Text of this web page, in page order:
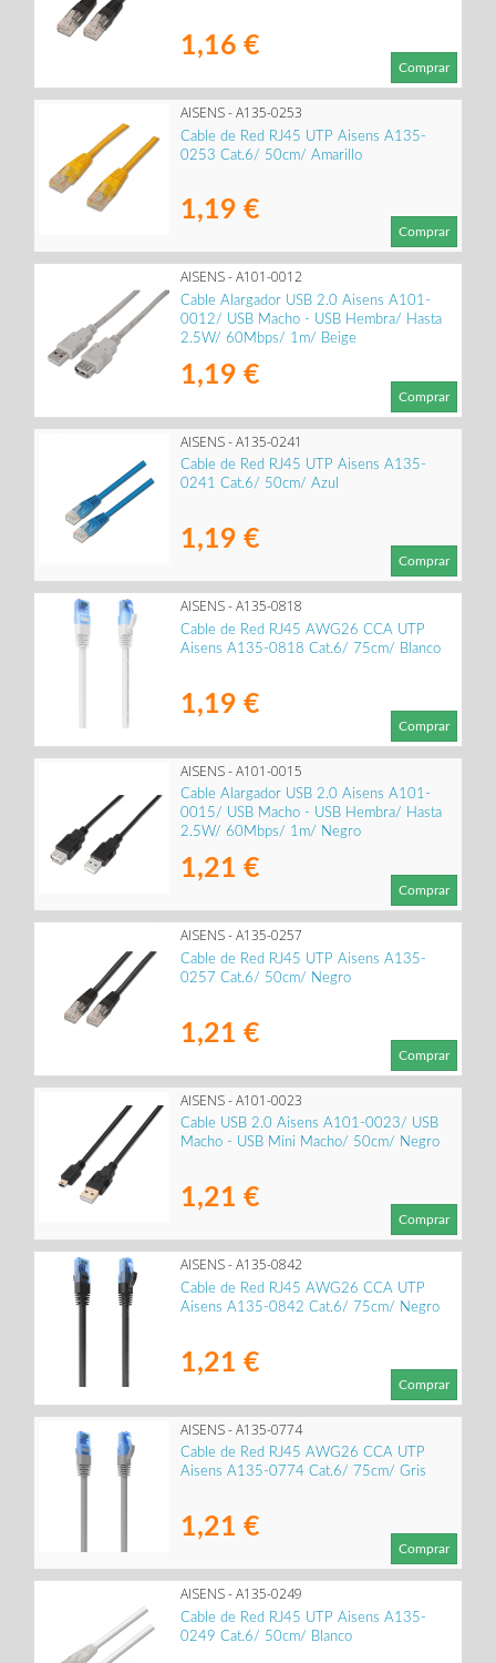
1,16 €
Comprar
AISENS - A135-0253
Cable de Red RJ45 UTP Aisens A135-
0253 Cat.6/ 50cm/ Amarillo
1,19 €
Comprar
AISENS - A101-0012
Cable Alargador USB 2.0 Aisens A101-
0012/ USB Macho - USB Hembra/ Hasta
2.5W/ 60Mbps/ 1m/ Beige
1,19 €
Comprar
AISENS - A135-0241
Cable de Red RJ45 UTP Aisens A135-
0241 Cat.6/ 50cm/ Azul
1,19 €
Comprar
AISENS - A135-0818
Cable de Red RJ45 AWG26 CCA UTP
Aisens A135-0818 Cat.6/ 75cm/ Blanco
1,19 €
Comprar
AISENS - A101-0015
Cable Alargador USB 2.0 Aisens A101-
0015/ USB Macho - USB Hembra/ Hasta
2.5W/ 60Mbps/ 1m/ Negro
1,21 €
Comprar
AISENS - A135-0257
Cable de Red RJ45 UTP Aisens A135-
0257 Cat.6/ 50cm/ Negro
1,21 €
Comprar
AISENS - A101-0023
Cable USB 2.0 Aisens A101-0023/ USB
Macho - USB Mini Macho/ 50cm/ Negro
1,21 €
Comprar
AISENS - A135-0842
Cable de Red RJ45 AWG26 CCA UTP
Aisens A135-0842 Cat.6/ 75cm/ Negro
1,21 €
Comprar
AISENS - A135-0774
Cable de Red RJ45 AWG26 CCA UTP
Aisens A135-0774 Cat.6/ 75cm/ Gris
1,21 €
Comprar
AISENS - A135-0249
Cable de Red RJ45 UTP Aisens A135-
0249 Cat.6/ 50cm/ Blanco